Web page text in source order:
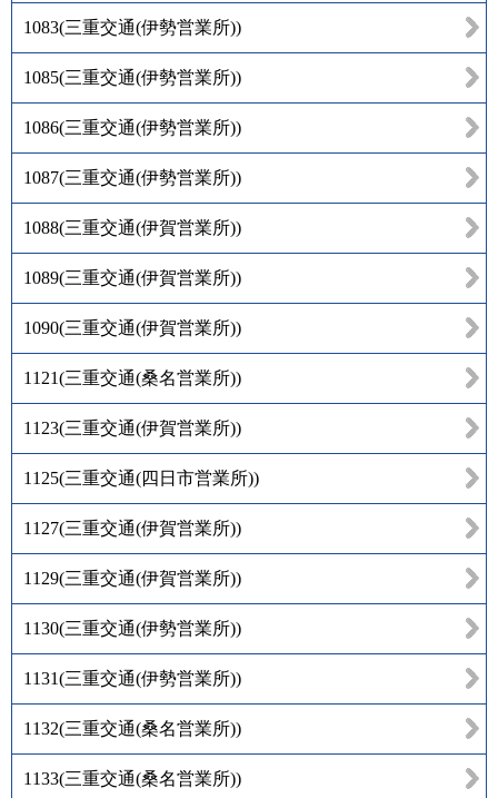
1083(三重交通(伊勢営業所))
1085(三重交通(伊勢営業所))
1086(三重交通(伊勢営業所))
1087(三重交通(伊勢営業所))
1088(三重交通(伊賀営業所))
1089(三重交通(伊賀営業所))
1090(三重交通(伊賀営業所))
1121(三重交通(桑名営業所))
1123(三重交通(伊賀営業所))
1125(三重交通(四日市営業所))
1127(三重交通(伊賀営業所))
1129(三重交通(伊賀営業所))
1130(三重交通(伊勢営業所))
1131(三重交通(伊勢営業所))
1132(三重交通(桑名営業所))
1133(三重交通(桑名営業所))